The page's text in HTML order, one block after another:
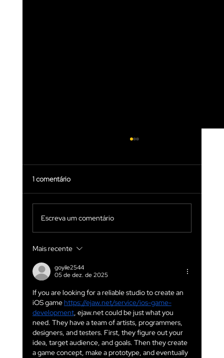
COMERCIAIS NO INSTAGRAM.
1 comentário
Escreva um comentário
Mais recente
goyile2544
05 de dez. de 2025
If you are looking for a reliable studio to create an
iOS game https://ejaw.net/service/ios-game-
development, ejaw.net could be just what you
need. They have a team of artists, programmers,
designers, and testers. First, they figure out your
idea, target audience, and goals. Then they create
a game concept, make a prototype, and eventually